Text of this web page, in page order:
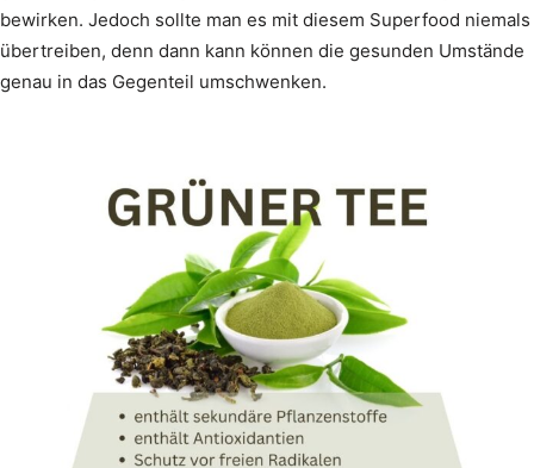
bewirken. Jedoch sollte man es mit diesem Superfood niemals
übertreiben, denn dann kann können die gesunden Umstände
genau in das Gegenteil umschwenken.